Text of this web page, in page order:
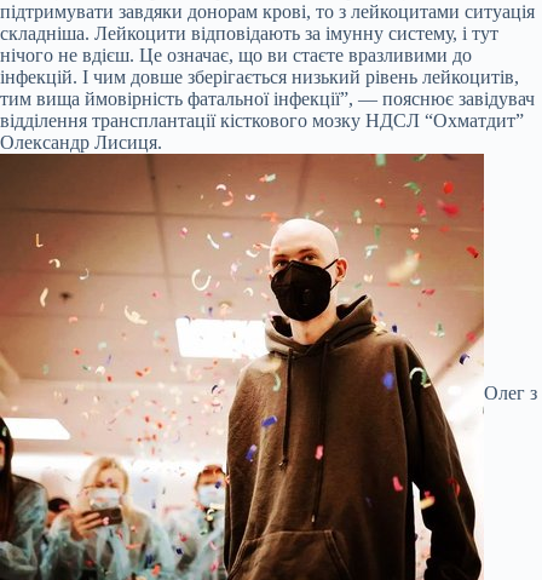
підтримувати завдяки донорам крові, то з лейкоцитами ситуація
складніша. Лейкоцити відповідають за імунну систему, і тут
нічого не вдієш. Це означає, що ви стаєте вразливими до
інфекцій. І чим довше зберігається низький рівень лейкоцитів,
тим вища ймовірність фатальної інфекції”, — пояснює завідувач
відділення трансплантації кісткового мозку НДСЛ “Охматдит”
Олександр Лисиця.
Олег з